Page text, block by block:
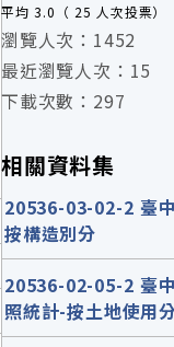
平均 3.0（ 25 人次投票）
瀏覽人次：1452
最近瀏覽人次：15
下載次數：297
相關資料集
20536-03-02-2 臺
按構造別分
20536-02-05-2 臺
照統計-按土地使用